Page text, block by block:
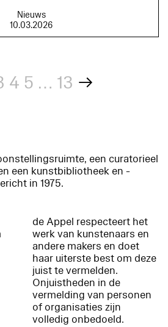
Nieuws
10.03.2026
4 5 … 13 →
een curatorieel
een kunstbibliotheek en -
in 1975.
de Appel respecteert het
werk van kunstenaars en
andere makers en doet
haar uiterste best om deze
juist te vermelden.
Onjuistheden in de
vermelding van personen
of organisaties zijn
volledig onbedoeld.